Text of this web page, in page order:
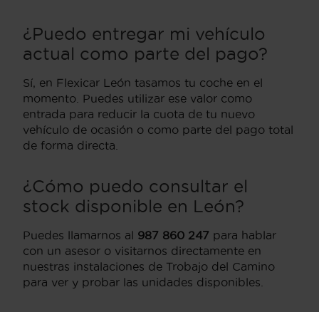
¿Puedo entregar mi vehículo
actual como parte del pago?
Sí, en Flexicar León tasamos tu coche en el
momento. Puedes utilizar ese valor como
entrada para reducir la cuota de tu nuevo
vehículo de ocasión o como parte del pago total
de forma directa.
¿Cómo puedo consultar el
stock disponible en León?
Puedes llamarnos al 987 860 247 para hablar
con un asesor o visitarnos directamente en
nuestras instalaciones de Trobajo del Camino
para ver y probar las unidades disponibles.